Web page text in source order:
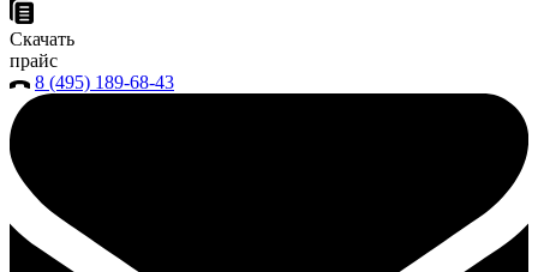
Скачать
прайс
8 (495) 189-68-43